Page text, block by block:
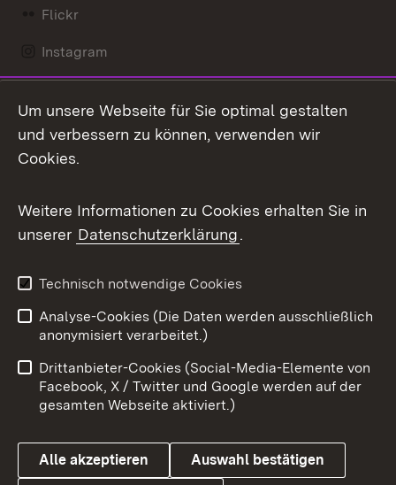
Flickr
Instagram
Mastodon
Messenger
Social Wall
X / Twitter
Youtube
Benutzungshinweise
Barrierefreiheit
Datenschutz
Cookies
Um unsere Webseite für Sie optimal gestalten
und verbessern zu können, verwenden wir
Cookies.
Weitere Informationen zu Cookies erhalten Sie in
unserer Datenschutzerklärung.
Technisch notwendige Cookies
Analyse-Cookies (Die Daten werden ausschließlich
anonymisiert verarbeitet.)
Drittanbieter-Cookies (Social-Media-Elemente von
Facebook, X / Twitter und Google werden auf der
gesamten Webseite aktiviert.)
Alle akzeptieren Auswahl bestätigen